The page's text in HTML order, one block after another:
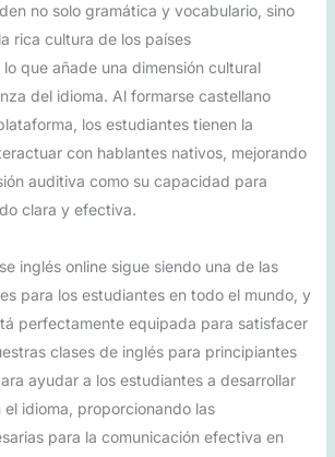
no solo gramática y vocabulario, sino
rica cultura de los países
que añade una dimensión cultural
del idioma. Al formarse castellano
los estudiantes tienen la
con hablantes nativos, mejorando
auditiva como su capacidad para
clara y efectiva.
inglés online sigue siendo una de las
para los estudiantes en todo el mundo, y
perfectamente equipada para satisfacer
clases de inglés para principiantes
ayudar a los estudiantes a desarrollar
el idioma, proporcionando las
para la comunicación efectiva en